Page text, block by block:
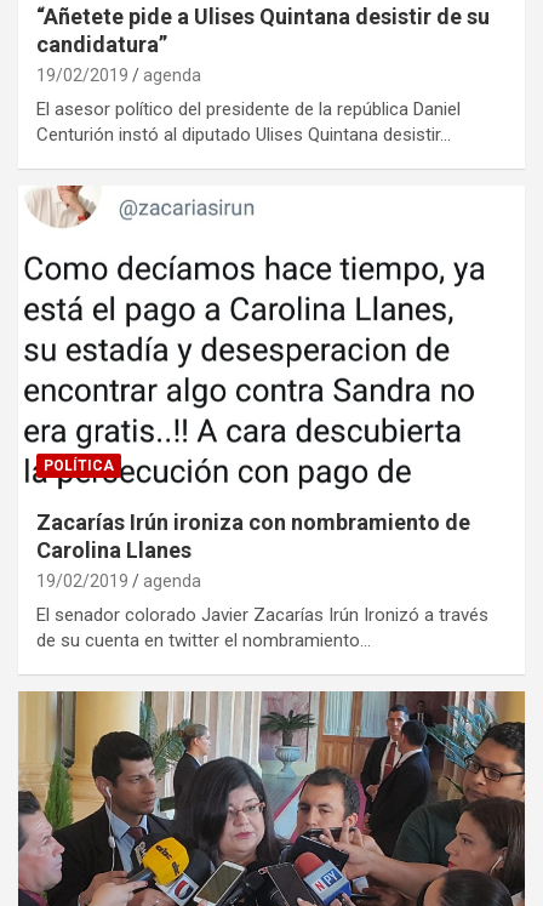
“Añetete pide a Ulises Quintana desistir de su
candidatura”
19/02/2019 agenda
El asesor político del presidente de la república Daniel
Centurión instó al diputado Ulises Quintana desistir…
POLÍTICA
Zacarías Irún ironiza con nombramiento de
Carolina Llanes
19/02/2019 agenda
El senador colorado Javier Zacarías Irún Ironizó a través
de su cuenta en twitter el nombramiento…